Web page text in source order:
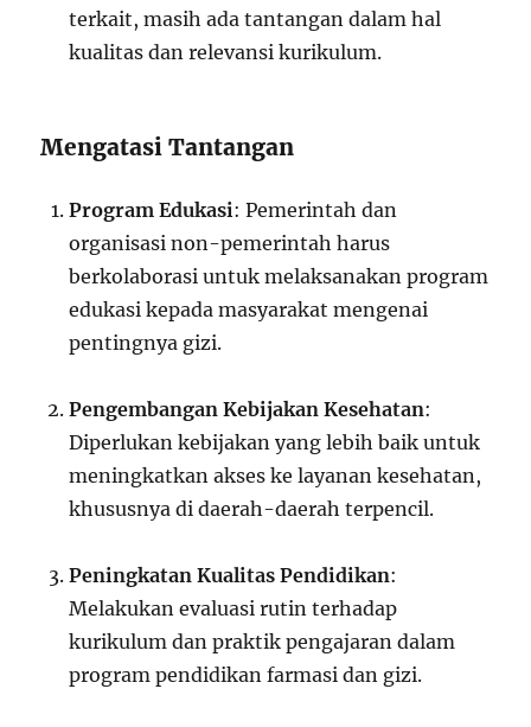
terkait, masih ada tantangan dalam hal
kualitas dan relevansi kurikulum.
Mengatasi Tantangan
Program Edukasi: Pemerintah dan
organisasi non-pemerintah harus
berkolaborasi untuk melaksanakan program
edukasi kepada masyarakat mengenai
pentingnya gizi.
Pengembangan Kebijakan Kesehatan:
Diperlukan kebijakan yang lebih baik untuk
meningkatkan akses ke layanan kesehatan,
khususnya di daerah-daerah terpencil.
Peningkatan Kualitas Pendidikan:
Melakukan evaluasi rutin terhadap
kurikulum dan praktik pengajaran dalam
program pendidikan farmasi dan gizi.